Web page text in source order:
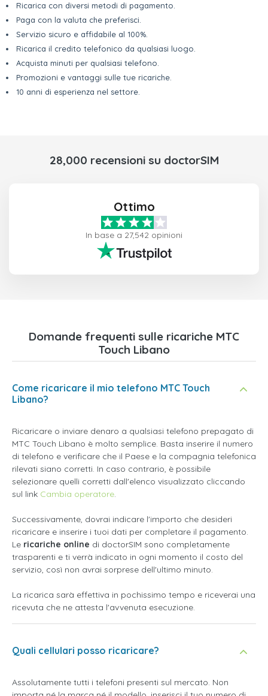
Ricarica con diversi metodi di pagamento.
Paga con la valuta che preferisci.
Servizio sicuro e affidabile al 100%.
Ricarica il credito telefonico da qualsiasi luogo.
Acquista minuti per qualsiasi telefono.
Promozioni e vantaggi sulle tue ricariche.
10 anni di esperienza nel settore.
28,000 recensioni su doctorSIM
Ottimo
In base a 27,542 opinioni
Domande frequenti sulle ricariche MTC
Touch Libano
Come ricaricare il mio telefono MTC Touch
Libano?
Ricaricare o inviare denaro a qualsiasi telefono prepagato di
MTC Touch Libano è molto semplice. Basta inserire il numero
di telefono e verificare che il Paese e la compagnia telefonica
rilevati siano corretti. In caso contrario, è possibile
selezionare quelli corretti dall'elenco visualizzato cliccando
sul link Cambia operatore.
Successivamente, dovrai indicare l'importo che desideri
ricaricare e inserire i tuoi dati per completare il pagamento.
Le ricariche online di doctorSIM sono completamente
trasparenti e ti verrà indicato in ogni momento il costo del
servizio, così non avrai sorprese dell'ultimo minuto.
La ricarica sarà effettiva in pochissimo tempo e riceverai una
ricevuta che ne attesta l'avvenuta esecuzione.
Quali cellulari posso ricaricare?
Assolutamente tutti i telefoni presenti sul mercato. Non